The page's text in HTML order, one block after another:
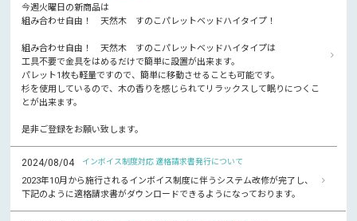
今週火曜日の新商品は
組み合わせ自由！ 天然木 すのこパレットベッドハイタイプ！
組み合わせ自由！ 天然木 すのこパレットベッドハイタイプは
工具不要で金具をはめるだけで簡単に設置が出来ます。
パレット1枚も軽量ですので、簡単に移動させることも可能です。
杉を使用しているので、木の香りを感じられてリラックスして眠りにつくこ
とが出来ます。
是非ご登録をお願い致します。
2024/08/04 インボイス制度対応 適格請求書発行について
2023年10月から施行されるインボイス制度に伴うシステム改修が完了し、
下記のように適格請求書がダウンロードできるようになっております。